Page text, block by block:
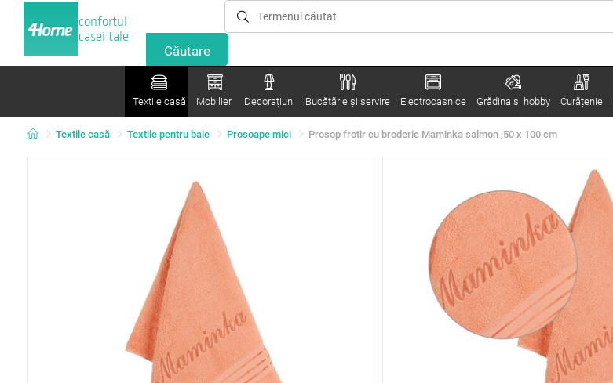
confortul
casei tale
Textile casă Mobilier Decorațiuni Bucătărie și servire Electrocasnice Grădina şi hobby Curățenie
Textile casă Textile pentru baie Prosoape mici Prosop frotir cu broderie Maminka salmon ,50 x 100 cm